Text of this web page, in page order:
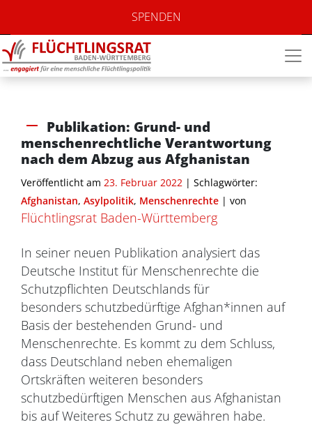
SPENDEN
Publikation: Grund- und
menschenrechtliche Verantwortung
nach dem Abzug aus Afghanistan
Veröffentlicht am 23. Februar 2022 | Schlagwörter:
Afghanistan, Asylpolitik, Menschenrechte | von
Flüchtlingsrat Baden-Württemberg
In seiner neuen Publikation analysiert das
Deutsche Institut für Menschenrechte die
Schutzpflichten Deutschlands für
besonders schutzbedürftige Afghan*innen auf
Basis der bestehenden Grund- und
Menschenrechte. Es kommt zu dem Schluss,
dass Deutschland neben ehemaligen
Ortskräften weiteren besonders
schutzbedürftigen Menschen aus Afghanistan
bis auf Weiteres Schutz zu gewähren habe.